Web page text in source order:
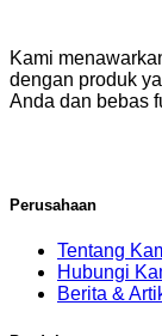
Kami
dengan produk
Anda dan bebas
Perusahaan
Tentang
Hubungi
Berita &